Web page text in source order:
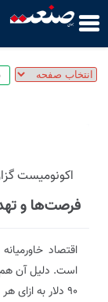
اکونومیست
فرصت‌ها و
اقتصاد
است. دلیل آن هم
۹۰ دلار به ازای هر بشکه خریدوفروش شد.